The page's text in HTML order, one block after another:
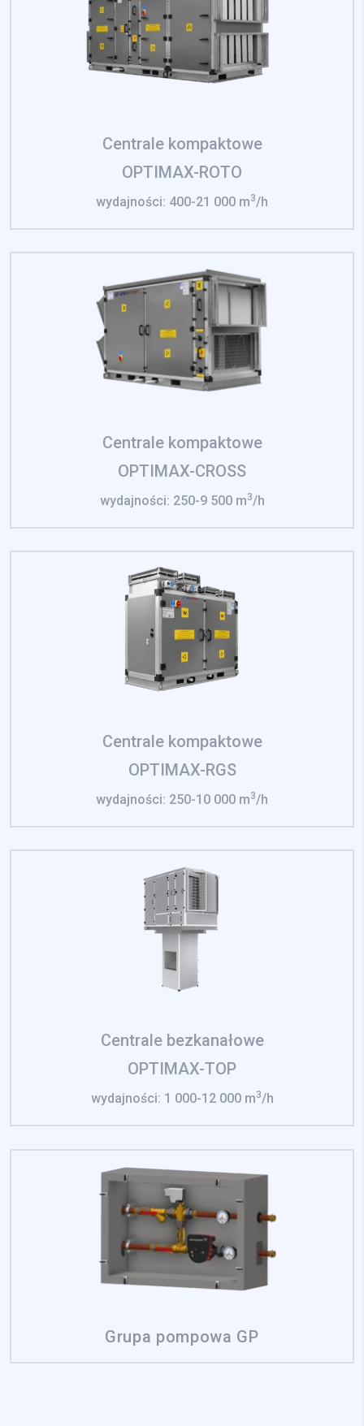
Centrale kompaktowe
OPTIMAX-ROTO
wydajności: 400-21 000 m3/h
Centrale kompaktowe
OPTIMAX-CROSS
wydajności: 250-9 500 m3/h
Centrale kompaktowe
OPTIMAX-RGS
wydajności: 250-10 000 m3/h
Centrale bezkanałowe
OPTIMAX-TOP
wydajności: 1 000-12 000 m3/h
Grupa pompowa GP